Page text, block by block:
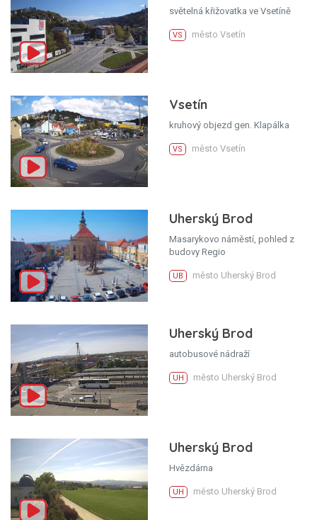
světelná křižovatka ve Vsetíně
VS město Vsetín
Vsetín
kruhový objezd gen. Klapálka
VS město Vsetín
Uherský Brod
Masarykovo náměstí, pohled z
budovy Regio
UB město Uherský Brod
Uherský Brod
autobusové nádraží
UH město Uherský Brod
Uherský Brod
Hvězdárna
UH město Uherský Brod